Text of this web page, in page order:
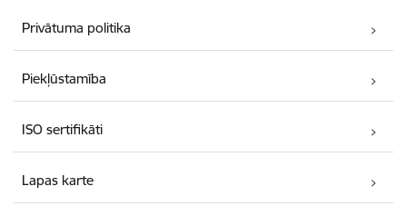
Privātuma politika
Piekļūstamība
ISO sertifikāti
Lapas karte